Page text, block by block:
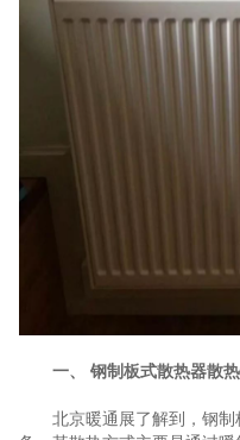
一、 钢制板式散热器散
北京暖通展了解到，钢制